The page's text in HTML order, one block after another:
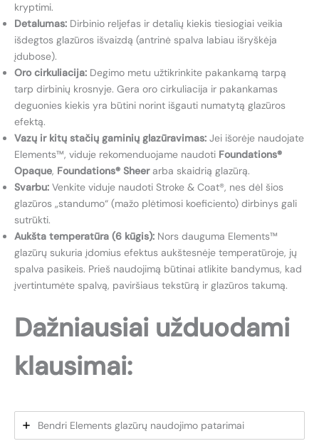
kryptimi.
Detalumas: Dirbinio reljefas ir detalių kiekis tiesiogiai veikia
išdegtos glazūros išvaizdą (antrinė spalva labiau išryškėja
įdubose).
Oro cirkuliacija: Degimo metu užtikrinkite pakankamą tarpą
tarp dirbinių krosnyje. Gera oro cirkuliacija ir pakankamas
deguonies kiekis yra būtini norint išgauti numatytą glazūros
efektą.
Vazų ir kitų stačių gaminių glazūravimas: Jei išorėje naudojate
Elements™, viduje rekomenduojame naudoti Foundations®
Opaque, Foundations® Sheerarba skaidrią glazūrą.
Svarbu: Venkite viduje naudoti Stroke & Coat®, nes dėl šios
glazūros „standumo“ (mažo plėtimosi koeficiento) dirbinys gali
sutrūkti.
Aukšta temperatūra (6 kūgis): Nors dauguma Elements™
glazūrų sukuria įdomius efektus aukštesnėje temperatūroje, jų
spalva pasikeis. Prieš naudojimą būtinai atlikite bandymus, kad
įvertintumėte spalvą, paviršiaus tekstūrą ir glazūros takumą.
Dažniausiai užduodami
klausimai:
Bendri Elements glazūrų naudojimo patarimai